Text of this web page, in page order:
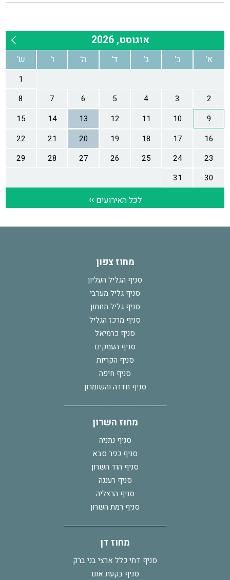
מחוז צפון
סניף הגליל העליון
סניף גליל מערבי
סניף גליל תחתון
סניף מרכז הגליל
סניף כרמיאל
סניף העמקים
סניף הקריות
סניף חיפה
סניף חדרה והשומרון
מחוז השרון
סניף נתניה
סניף כפר סבא
סניף הוד השרון
סניף רעננה
סניף הרצליה
סניף רמת השרון
מחוז דן
סניף דתי כלל ארצי בני ברק
סניף בקעת אונו